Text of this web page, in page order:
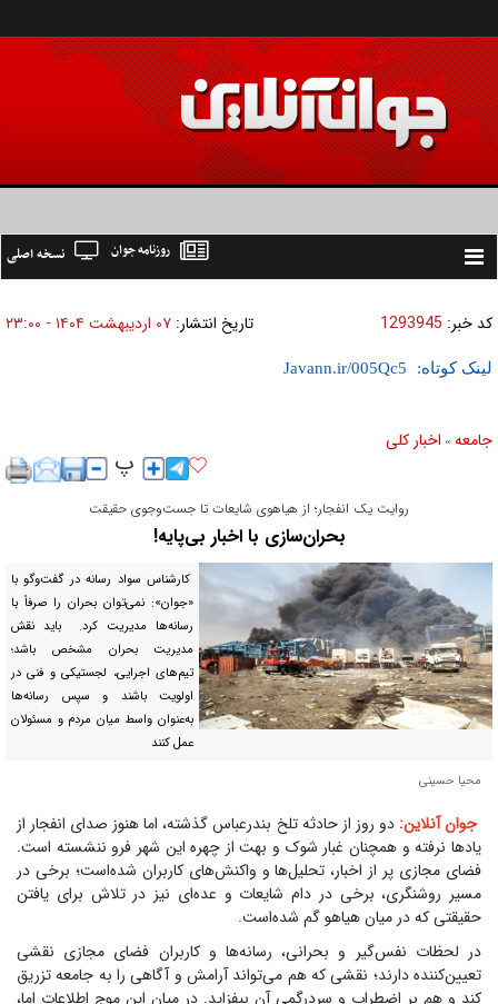
Toggle
نسخه اصلی روزنامه جوان
کد خبر: 1293945 تاریخ انتشار: ۰۷ ارديبهشت ۱۴۰۴ - ۲۳:۰۰
لینک کوتاه:
جامعه » اخبار كلی
روایت یک انفجار؛ از هیاهوی شایعات تا جست‌وجوی حقیقت
بحران‌سازی با اخبار بی‌پایه!
کارشناس سواد رسانه در گفت‌و‌گو با
«جوان»: نمی‌توان بحران را صرفاً با
رسانه‌ها مدیریت کرد. باید نقش
مدیریت بحران مشخص باشد؛
تیم‌های اجرایی، لجستیکی و فنی در
اولویت باشند و سپس رسانه‌ها
به‌عنوان واسط میان مردم و مسئولان
عمل کنند
محیا حسینی
جوان آنلاین: دو روز از حادثه تلخ بندرعباس گذشته، اما هنوز صدای انفجار از
یاد‌ها نرفته و همچنان غبار شوک و بهت از چهره این شهر فرو ننشسته است.
فضای مجازی پر از اخبار، تحلیل‌ها و واکنش‌های کاربران شده‌است؛ برخی در
مسیر روشنگری، برخی در دام شایعات و عده‌ای نیز در تلاش برای یافتن
حقیقتی که در میان هیاهو گم شده‌است.
در لحظات نفس‌گیر و بحرانی، رسانه‌ها و کاربران فضای مجازی نقشی
تعیین‌کننده دارند؛ نقشی که هم می‌تواند آرامش و آگاهی را به جامعه تزریق
کند و هم بر اضطراب و سردرگمی آن بیفزاید. در میان این موج اطلاعات اما،